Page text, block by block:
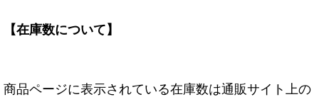
【在庫数について】
商品ページに表示されている在庫数は通販サイト上の